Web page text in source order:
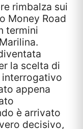
rimbalza sui
Money Road
termini
la scelta di
appena
è arrivato
decisivo,